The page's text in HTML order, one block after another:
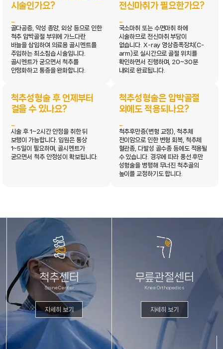
시술인가요?
골다공증, 악성 종양, 외상 등으로 인한
척추 압박골절 부위에 가느다란
바늘을 삽입하여 의료용 골시멘트를
주입하는 최소침습 시술입니다.
골시멘트가 굳으면서 척추를
안정화하고 통증을 완화합니다.
전신마취가 필요한가요?
국소마취 또는 수면마취 하에
시술하므로 전신마취 부담이
없습니다. X-ray 영상증폭장치(C-
arm)로 실시간으로 골절 위치를
확인하면서 진행하며, 20~30분
내외로 완료됩니다.
척추성형술 후 언제부터
걸을 수 있나요?
시술 후 1~2시간 안정을 취한 뒤
보행이 가능합니다. 입원은 통상
1~5일이 필요하며, 골시멘트가
굳으면서 척추 안정성이 확보됩니다.
척추성형술은 압박골절
외에도 적용되나요?
척추후만증(변형 교정), 척추체
전이암으로 인한 변형 회복, 척추체
혈관종, 다발성 골수종 등에도 적용될
수 있습니다. 경우에 따라 풍선 후만
성형술을 병행해 무너진 척추골의
높이를 교정하기도 합니다.
척추센터
Spine Center
자세히 보기
무릎관절센터
Knee Orthopedics
자세히 보기